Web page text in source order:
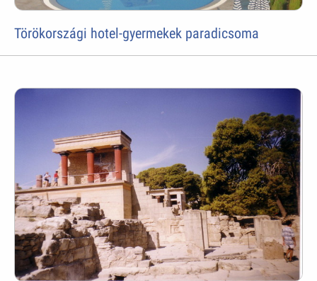
Törökországi hotel-gyermekek paradicsoma